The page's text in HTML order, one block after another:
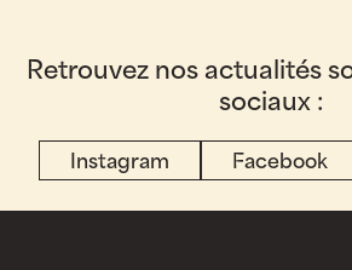
Retrouvez nos actualités
sociaux :
Instagram Facebook